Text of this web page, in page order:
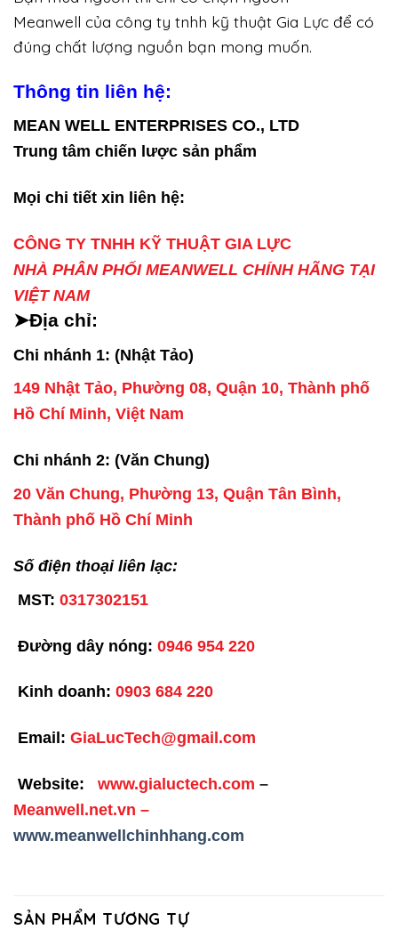
Meanwell của công ty tnhh kỹ thuật Gia Lực để có
đúng chất lượng nguồn bạn mong muốn.
Thông tin liên hệ:
MEAN WELL ENTERPRISES CO., LTD
Trung tâm chiến lược sản phẩm
Mọi chi tiết xin liên hệ:
CÔNG TY TNHH KỸ THUẬT GIA LỰC
NHÀ PHÂN PHỐI MEANWELL CHÍNH HÃNG TẠI
VIỆT NAM
➤Địa chỉ:
Chi nhánh 1: (Nhật Tảo)
149 Nhật Tảo, Phường 08, Quận 10, Thành phố
Hồ Chí Minh, Việt Nam
Chi nhánh 2: (Văn Chung)
20 Văn Chung, Phường 13, Quận Tân Bình,
Thành phố Hồ Chí Minh
Số điện thoại liên lạc:
MST: 0317302151
Đường dây nóng: 0946 954 220
Kinh doanh: 0903 684 220
Email: GiaLucTech@gmail.com
Website: www.gialuctech.com –
Meanwell.net.vn –
www.meanwellchinhhang.com
SẢN PHẨM TƯƠNG TỰ